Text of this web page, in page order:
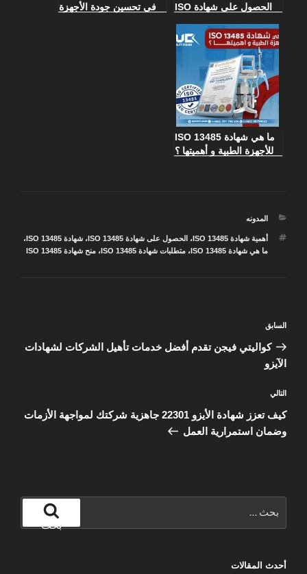
الحصول على شهادة ISO
في تحسين جودة الأجهزة
ما هي شهادة ISO 13485
للأجهزة الطبية و أهميتها ؟
التصنيفات
المدونه
الوسوم
أهمية شهادة ISO 13485 ، الحصول على شهادة ISO 13485 ،شهادة ISO 13485
،
ما هي شهادة ISO 13485
،متطلبات شهادة ISO 13485 ،منح شهادة ISO 13485
المقالة
السابقة
السابق
كواليتي فيجن تقدم أفضل خدمات تأهيل الشركات لشهادات
الآيزو
المقالة
التالية
التالي
كيف تعزز شهادة الأيزو 22301 جاهزية شركتك لمواجهة الأزمات
وضمان استمرارية العمل
عن:
بحث
أحدث المقالات